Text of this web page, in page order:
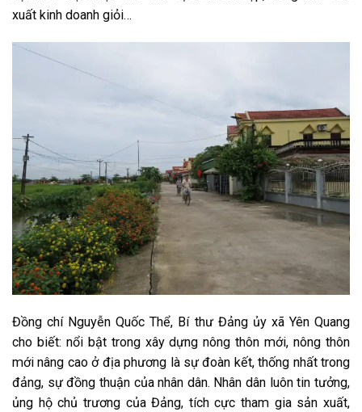
xuất kinh doanh giỏi…
Đồng chí Nguyễn Quốc Thể, Bí thư Đảng ủy xã Yên Quang
cho biết: nổi bật trong xây dựng nông thôn mới, nông thôn
mới nâng cao ở địa phương là sự đoàn kết, thống nhất trong
đảng, sự đồng thuận của nhân dân. Nhân dân luôn tin tưởng,
ủng hộ chủ trương của Đảng, tích cực tham gia sản xuất,